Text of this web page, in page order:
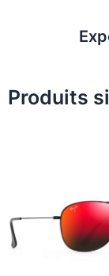
Produits